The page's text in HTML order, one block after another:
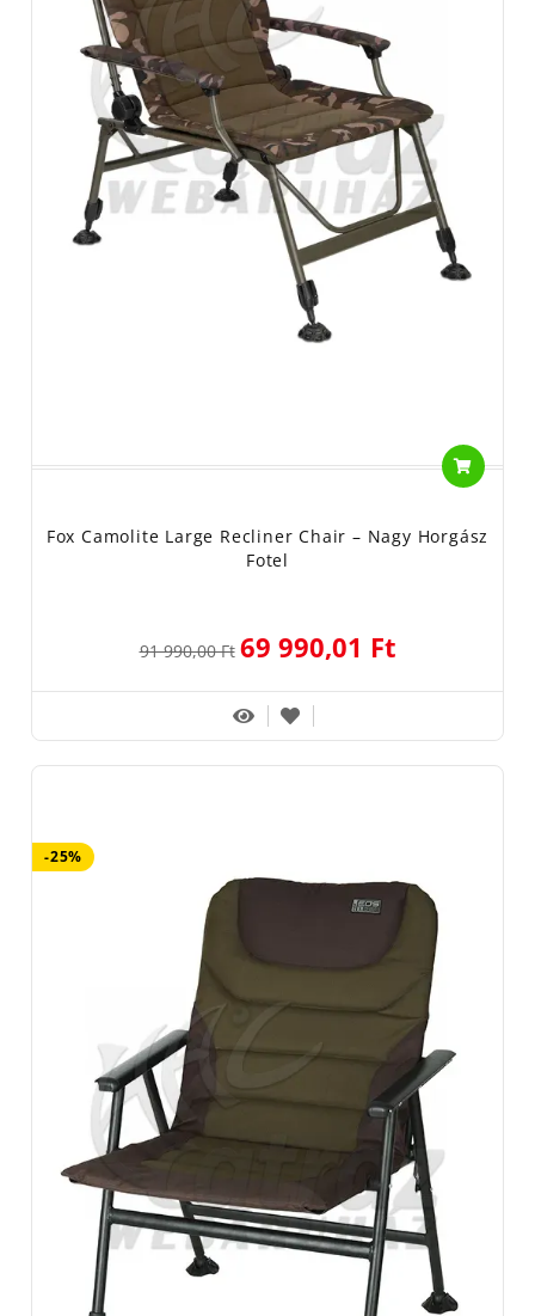
Fox Camolite Large Recliner Chair – Nagy Horgász
Fotel
91 990,00 Ft 69 990,01 Ft
-25%